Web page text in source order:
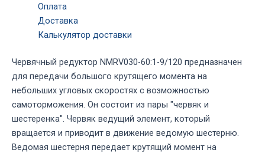
Оплата
Доставка
Калькулятор доставки
Червячный редуктор NMRV030-60:1-9/120 предназначен
для передачи большого крутящего момента на
небольших угловых скоростях с возможностью
самоторможения. Он состоит из пары "червяк и
шестеренка". Червяк ведущий элемент, который
вращается и приводит в движение ведомую шестерню.
Ведомая шестерня передает крутящий момент на